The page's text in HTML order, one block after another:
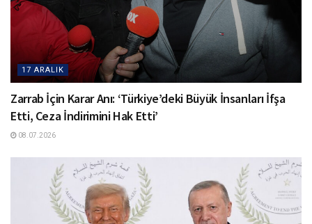
17 ARALIK
Zarrab İçin Karar Anı: ‘Türkiye’deki Büyük İnsanları İfşa
Etti, Ceza İndirimini Hak Etti’
08.07.2026